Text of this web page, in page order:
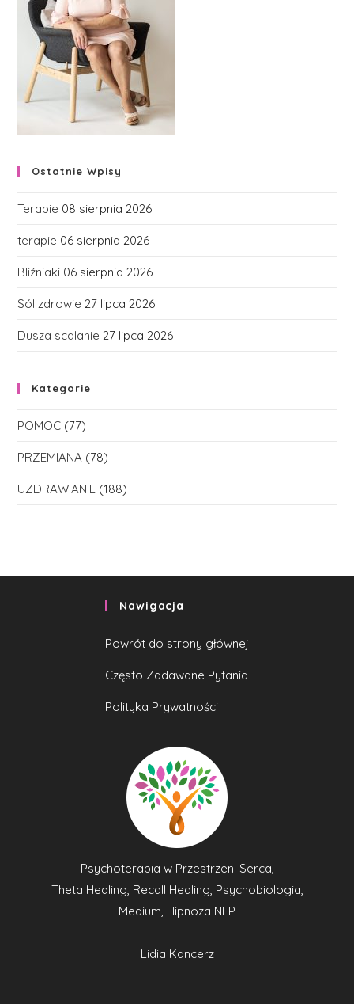
Ostatnie Wpisy
Terapie 08 sierpnia 2026
terapie 06 sierpnia 2026
Bliźniaki 06 sierpnia 2026
Sól zdrowie 27 lipca 2026
Dusza scalanie 27 lipca 2026
Kategorie
POMOC (77)
PRZEMIANA (78)
UZDRAWIANIE (188)
Nawigacja
Powrót do strony głównej
Często Zadawane Pytania
Polityka Prywatności
Psychoterapia w Przestrzeni Serca,
Theta Healing, Recall Healing, Psychobiologia,
Medium, Hipnoza NLP
Lidia Kancerz